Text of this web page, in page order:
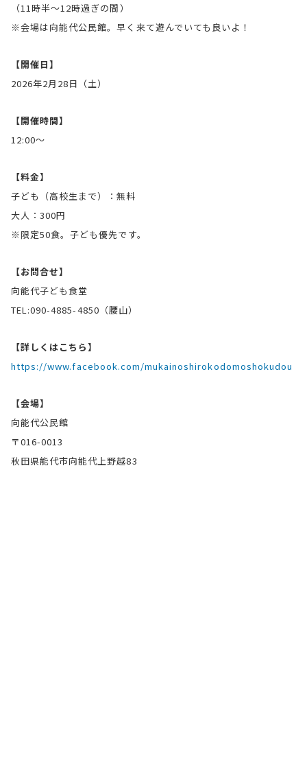
（11時半〜12時過ぎの間）
※会場は向能代公民館。早く来て遊んでいても良いよ！
【開催日】
2026年2月28日（土）
【開催時間】
12:00〜
【料金】
子ども（高校生まで）：無料
大人：300円
※限定50食。子ども優先です。
【お問合せ】
向能代子ども食堂
TEL:090-4885-4850（腰山）
【詳しくはこちら】
https://www.facebook.com/mukainoshirokodomoshokudou
【会場】
向能代公民館
〒016-0013
秋田県能代市向能代上野越83